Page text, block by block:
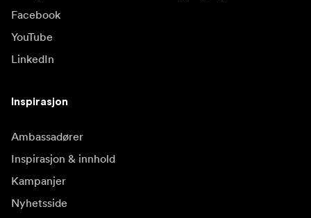
Facebook
YouTube
LinkedIn
Inspirasjon
Ambassadører
Inspirasjon & innhold
Kampanjer
Nyhetsside